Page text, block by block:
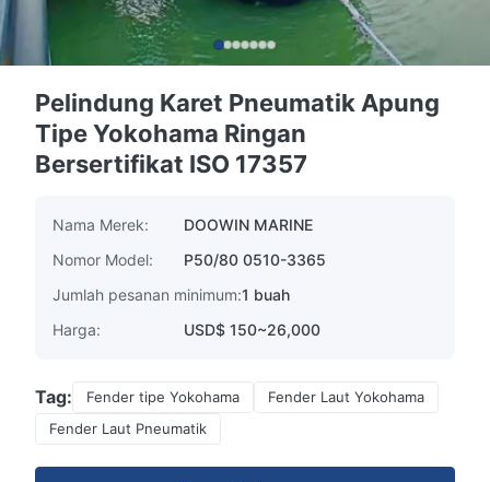
Pelindung Karet Pneumatik Apung
Tipe Yokohama Ringan
Bersertifikat ISO 17357
Nama Merek:
DOOWIN MARINE
Nomor Model:
P50/80 0510-3365
Jumlah pesanan minimum:1 buah
Harga:
USD$ 150~26,000
Tag: Fender tipe Yokohama
Fender Laut Yokohama
Fender Laut Pneumatik